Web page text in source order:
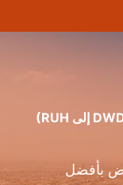
حجز طيران من الدوادمي إلى الرياض (DWD إلى RUH)